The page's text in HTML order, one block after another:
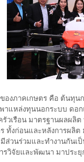
าคเกษตร คือ ต้นทุนกา
าแหล่งทุนนอกระบบ ดอ
วเรือน มาตรฐานผลผลิ
ทั้งก่อนและหลังการผลิต
มีส่วนร่วมและทำงานกัน
รวิจัยและพัฒนา มาประ